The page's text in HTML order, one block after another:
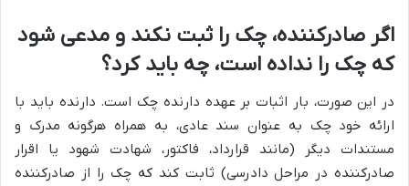
اگر صادرکننده، چک را ثبت نکند و مدعی شود
که چک را نداده است، چه باید کرد؟
در این صورت، بار اثبات بر عهده دارنده چک است. دارنده باید با
ارائه خود چک به عنوان سند عادی، به همراه هرگونه مدرک و
مستندات دیگر (مانند قرارداد، فاکتور، شهادت شهود یا اقرار
صادرکننده در مراحل دادرسی) ثابت کند که چک را از صادرکننده